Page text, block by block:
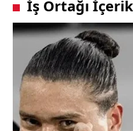
Kent Meydanı’nda
kalbinde bulunuyor.
Ulaşım Bilgileri:
Merkezde
ulaşılabiliyor. Ayrıca